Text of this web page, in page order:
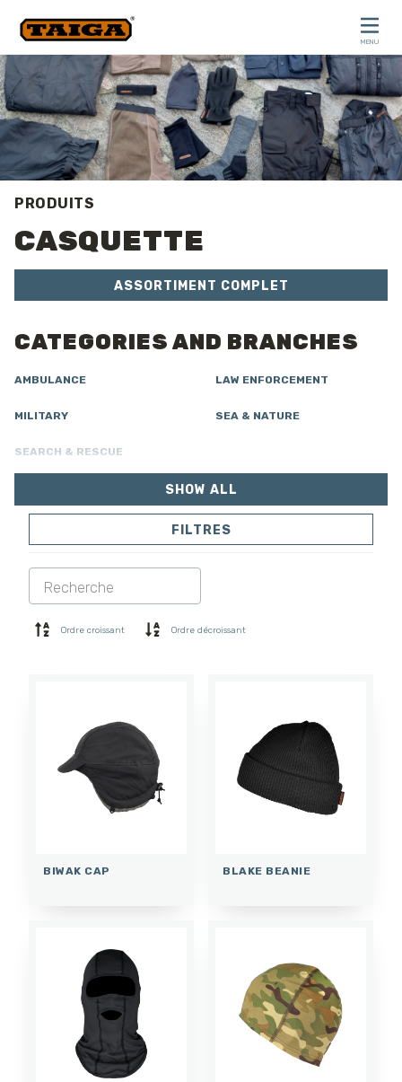
MENU
PRODUITS
CASQUETTE
ASSORTIMENT COMPLET
CATEGORIES AND BRANCHES
AMBULANCE LAW ENFORCEMENT
MILITARY SEA & NATURE
SEARCH & RESCUE
PANTALONS
COMBINAISON
SOFTSHELL
CHEMISES
CHAUSSETTES ACCESSOIRES
SHOW ALL
FILTRES
Ordre croissant Ordre décroissant
BIWAK CAP BLAKE BEANIE